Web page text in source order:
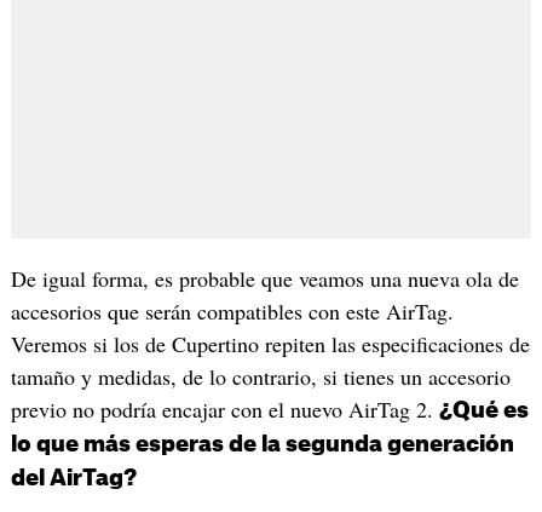
De igual forma, es probable que veamos una nueva ola de
accesorios que serán compatibles con este AirTag.
Veremos si los de Cupertino repiten las especificaciones de
tamaño y medidas, de lo contrario, si tienes un accesorio
previo no podría encajar con el nuevo AirTag 2. ¿Qué es
lo que más esperas de la segunda generación
del AirTag?